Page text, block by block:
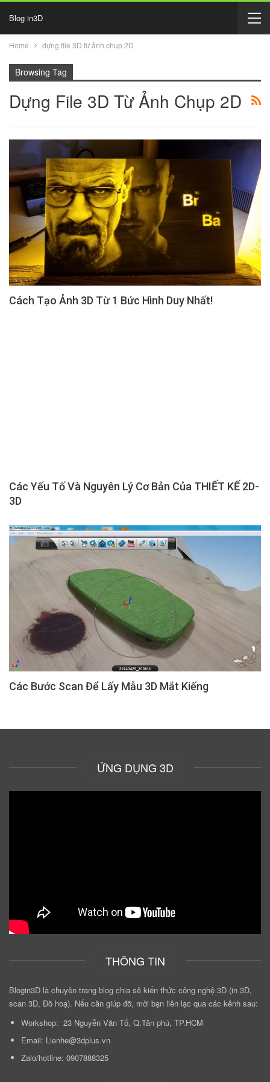
Blog in3D
Home dựng file 3D từ ảnh chụp 2D
Browsing Tag
Dựng File 3D Từ Ảnh Chụp 2D
Cách Tạo Ảnh 3D Từ 1 Bức Hình Duy Nhất!
Các Yếu Tố Và Nguyên Lý Cơ Bản Của THIẾT KẾ 2D-
3D
Các Bước Scan Để Lấy Mẫu 3D Mắt Kiếng
ỨNG DỤNG 3D
THÔNG TIN
Blogin3D là chuyên trang blog chia sẻ kiến thức công nghệ 3D (in 3D,
scan 3D, Đồ hoạ). Nếu cần giúp đỡ, mời bạn liên lạc qua các kênh sau:
Workshop: 23 Nguyễn Văn Tố, Q.Tân phú, TP.HCM
Email: Lienhe@3dplus.vn
Zalo/hotline: 0907888325